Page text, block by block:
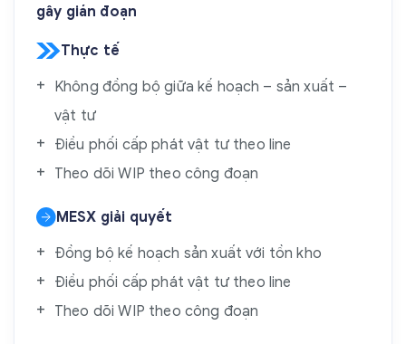
gây gián đoạn
Thực tế
Không đồng bộ giữa kế hoạch – sản xuất –
vật tư
Điều phối cấp phát vật tư theo line
Theo dõi WIP theo công đoạn
MESX giải quyết
Đồng bộ kế hoạch sản xuất với tồn kho
Điều phối cấp phát vật tư theo line
Theo dõi WIP theo công đoạn